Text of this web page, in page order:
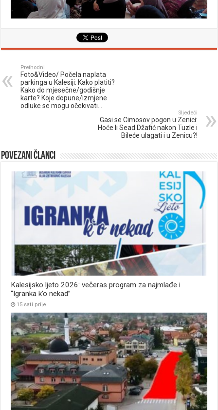
Prethodni
Foto&Video/ Počela naplata
parkinga u Kalesiji: Kako platiti?
Kako do mjesečne/godišnje
karte? Koje dopune/izmjene
odluke se mogu očekivati…
Sljedeći
Gasi se Cimosov pogon u Zenici:
Hoće li Sead Džafić nakon Tuzle i
Bileće ulagati i u Zenicu?!
Povezani članci
Kalesijsko ljeto 2026: večeras program za najmlađe i
“Igranka k’o nekad”
15 sati prije